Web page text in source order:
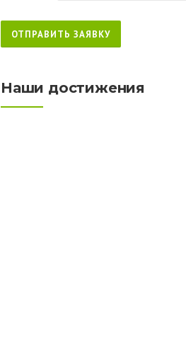
Наши достижения